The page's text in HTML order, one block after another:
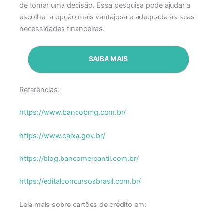
de tomar uma decisão. Essa pesquisa pode ajudar a
escolher a opção mais vantajosa e adequada às suas
necessidades financeiras.
SAIBA MAIS
Referências:
https://www.bancobmg.com.br/
https://www.caixa.gov.br/
https://blog.bancomercantil.com.br/
https://editalconcursosbrasil.com.br/
Leia mais sobre cartões de crédito em: